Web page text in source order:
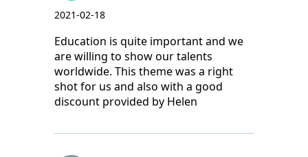
2021-02-18
Education is quite important and we
are willing to show our talents
worldwide. This theme was a right
shot for us and also with a good
discount provided by Helen